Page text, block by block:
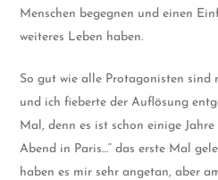
Menschen begegnen und einen
weiteres Leben haben.
So gut wie alle Protagonisten sind
und ich fieberte der Auflösung
Mal, denn es ist schon einige
Abend in Paris…“ das erste Mal
haben es mir sehr angetan, aber